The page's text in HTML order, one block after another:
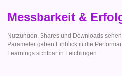
Messbarkeit &
Nutzungen, Shares und Downloads
Parameter geben Einblick in die
Learnings sichtbar in Leichlingen.